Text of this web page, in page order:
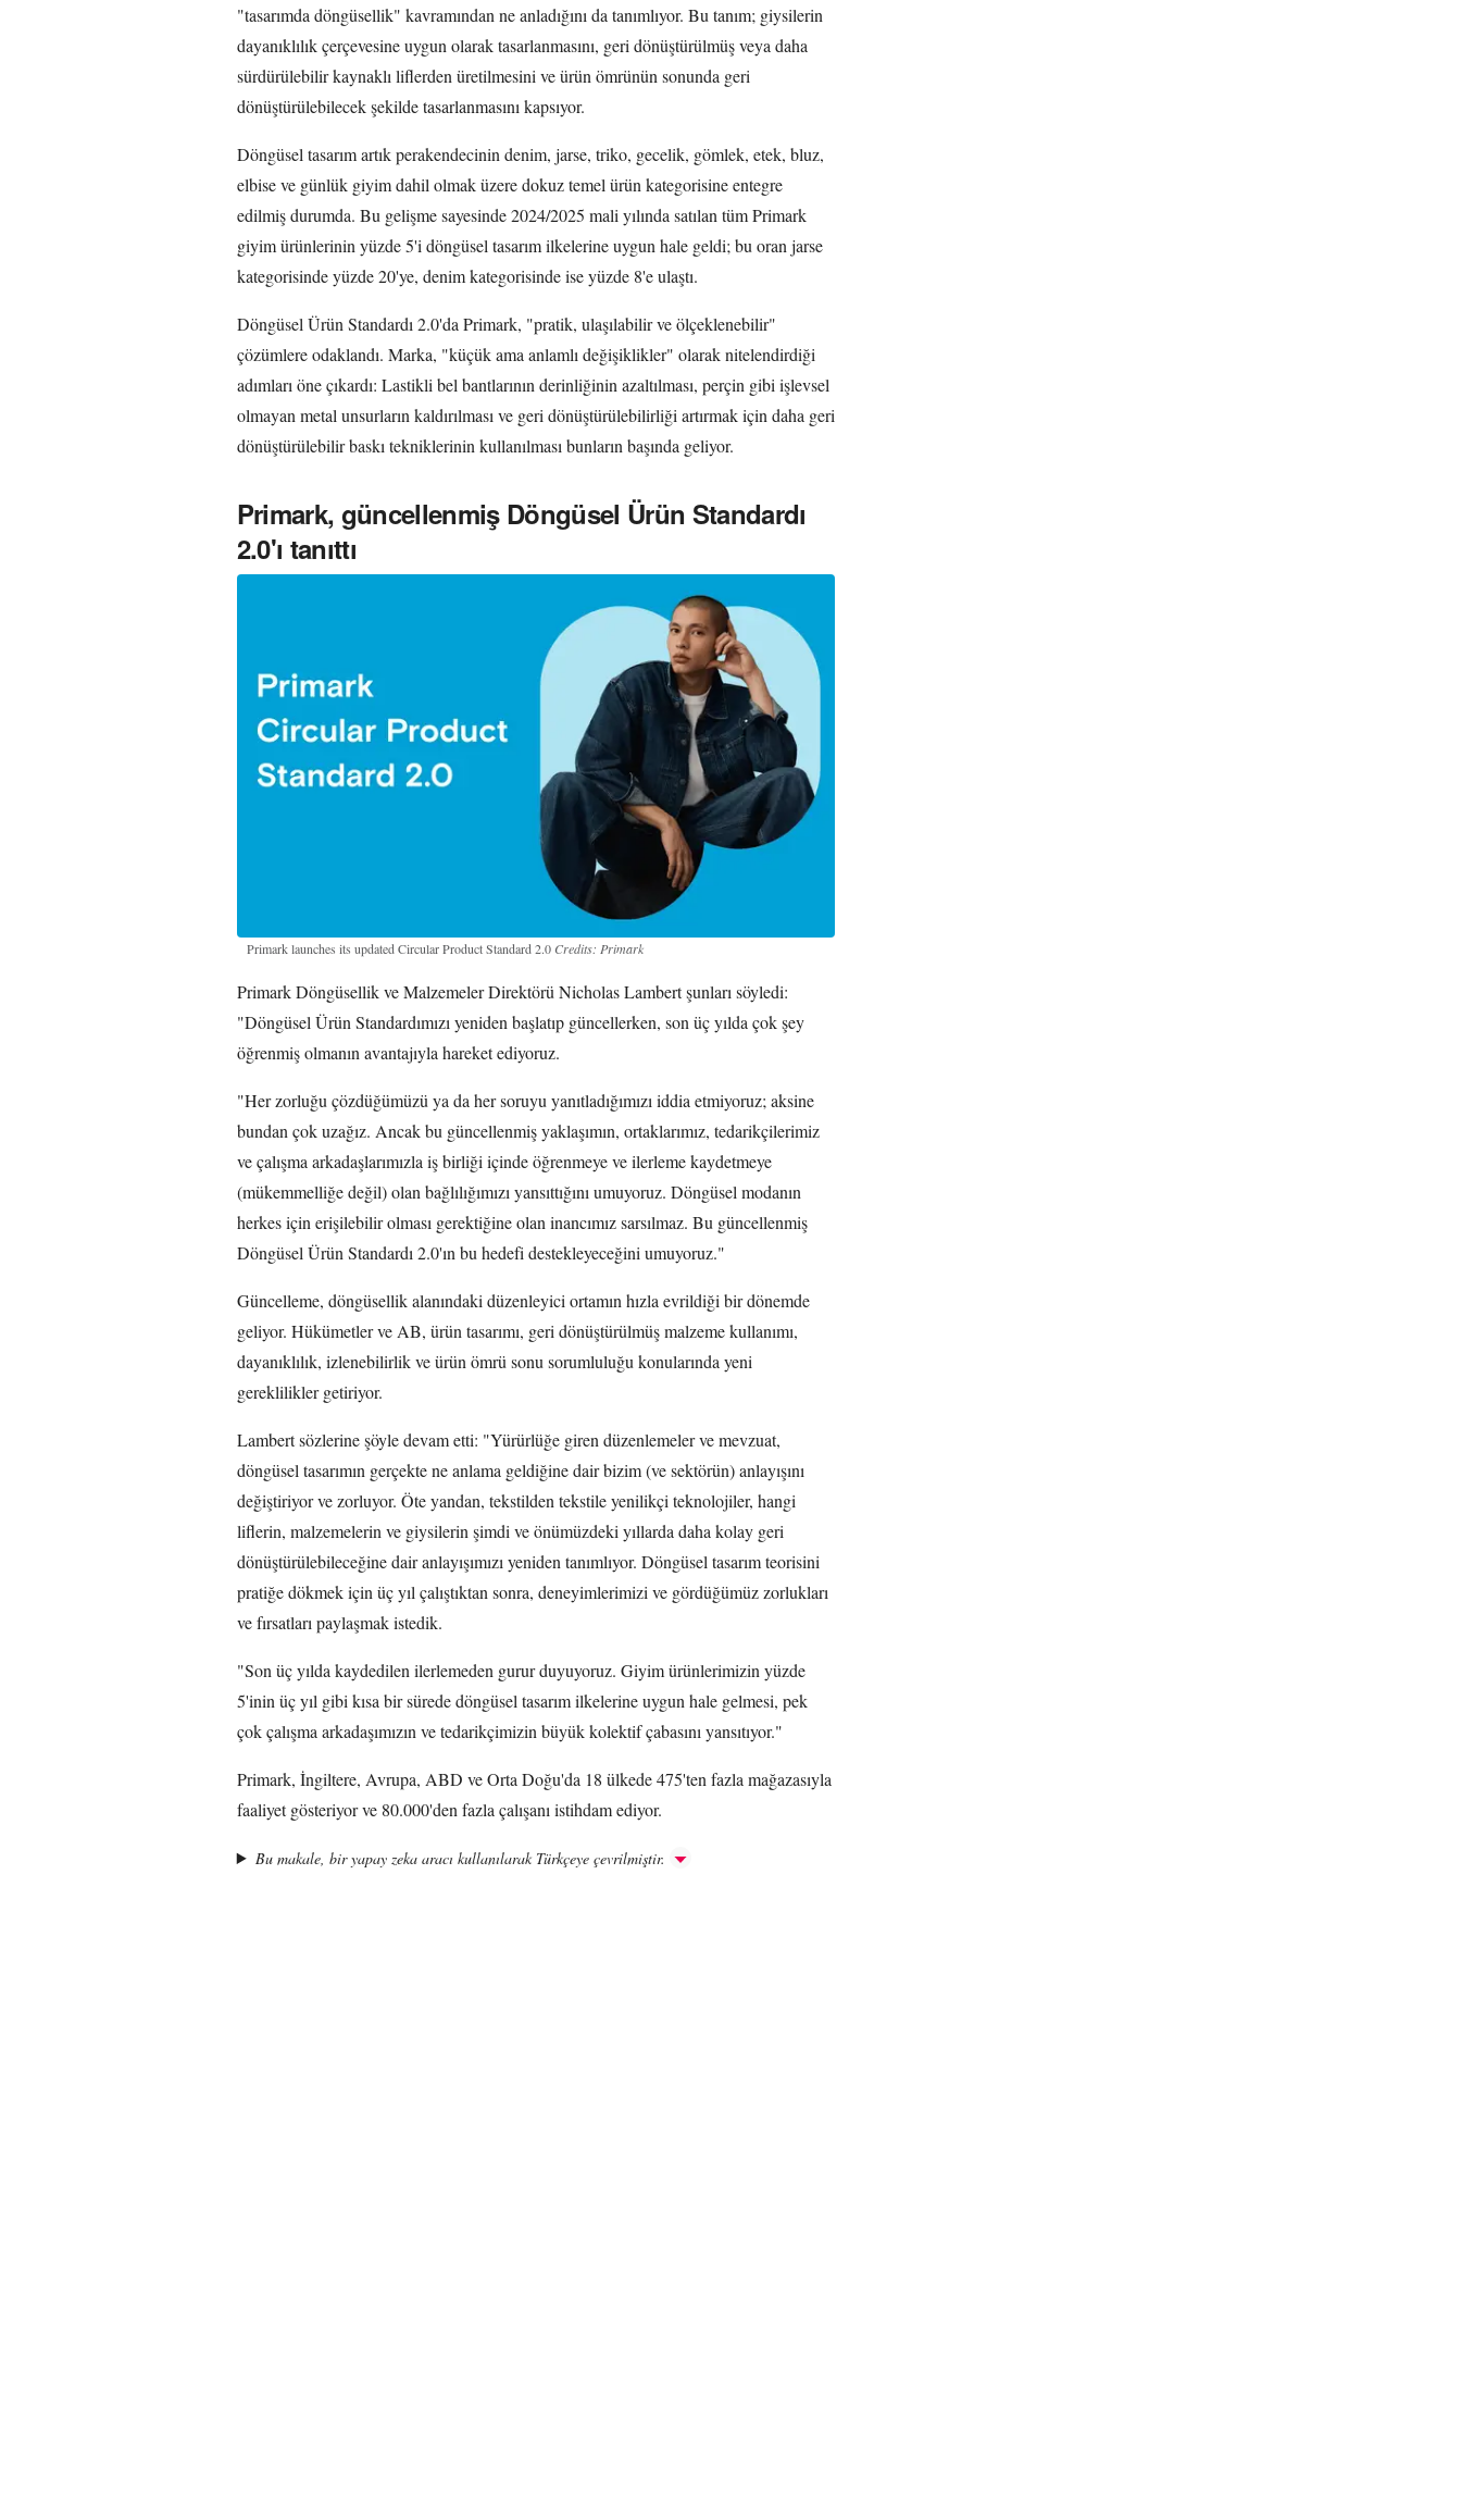
"tasarımda döngüsellik" kavramından ne anladığını da tanımlıyor. Bu tanım; giysilerin
dayanıklılık çerçevesine uygun olarak tasarlanmasını, geri dönüştürülmüş veya daha
sürdürülebilir kaynaklı liflerden üretilmesini ve ürün ömrünün sonunda geri
dönüştürülebilecek şekilde tasarlanmasını kapsıyor.
Döngüsel tasarım artık perakendecinin denim, jarse, triko, gecelik, gömlek, etek, bluz,
elbise ve günlük giyim dahil olmak üzere dokuz temel ürün kategorisine entegre
edilmiş durumda. Bu gelişme sayesinde 2024/2025 mali yılında satılan tüm Primark
giyim ürünlerinin yüzde 5'i döngüsel tasarım ilkelerine uygun hale geldi; bu oran jarse
kategorisinde yüzde 20'ye, denim kategorisinde ise yüzde 8'e ulaştı.
Döngüsel Ürün Standardı 2.0'da Primark, "pratik, ulaşılabilir ve ölçeklenebilir"
çözümlere odaklandı. Marka, "küçük ama anlamlı değişiklikler" olarak nitelendirdiği
adımları öne çıkardı: Lastikli bel bantlarının derinliğinin azaltılması, perçin gibi işlevsel
olmayan metal unsurların kaldırılması ve geri dönüştürülebilirliği artırmak için daha geri
dönüştürülebilir baskı tekniklerinin kullanılması bunların başında geliyor.
Primark, güncellenmiş Döngüsel Ürün Standardı
2.0'ı tanıttı
Primark launches its updated Circular Product Standard 2.0 Credits: Primark
Primark Döngüsellik ve Malzemeler Direktörü Nicholas Lambert şunları söyledi:
"Döngüsel Ürün Standardımızı yeniden başlatıp güncellerken, son üç yılda çok şey
öğrenmiş olmanın avantajıyla hareket ediyoruz.
"Her zorluğu çözdüğümüzü ya da her soruyu yanıtladığımızı iddia etmiyoruz; aksine
bundan çok uzağız. Ancak bu güncellenmiş yaklaşımın, ortaklarımız, tedarikçilerimiz
ve çalışma arkadaşlarımızla iş birliği içinde öğrenmeye ve ilerleme kaydetmeye
(mükemmelliğe değil) olan bağlılığımızı yansıttığını umuyoruz. Döngüsel modanın
herkes için erişilebilir olması gerektiğine olan inancımız sarsılmaz. Bu güncellenmiş
Döngüsel Ürün Standardı 2.0'ın bu hedefi destekleyeceğini umuyoruz."
Güncelleme, döngüsellik alanındaki düzenleyici ortamın hızla evrildiği bir dönemde
geliyor. Hükümetler ve AB, ürün tasarımı, geri dönüştürülmüş malzeme kullanımı,
dayanıklılık, izlenebilirlik ve ürün ömrü sonu sorumluluğu konularında yeni
gereklilikler getiriyor.
Lambert sözlerine şöyle devam etti: "Yürürlüğe giren düzenlemeler ve mevzuat,
döngüsel tasarımın gerçekte ne anlama geldiğine dair bizim (ve sektörün) anlayışını
değiştiriyor ve zorluyor. Öte yandan, tekstilden tekstile yenilikçi teknolojiler, hangi
liflerin, malzemelerin ve giysilerin şimdi ve önümüzdeki yıllarda daha kolay geri
dönüştürülebileceğine dair anlayışımızı yeniden tanımlıyor. Döngüsel tasarım teorisini
pratiğe dökmek için üç yıl çalıştıktan sonra, deneyimlerimizi ve gördüğümüz zorlukları
ve fırsatları paylaşmak istedik.
"Son üç yılda kaydedilen ilerlemeden gurur duyuyoruz. Giyim ürünlerimizin yüzde
5'inin üç yıl gibi kısa bir sürede döngüsel tasarım ilkelerine uygun hale gelmesi, pek
çok çalışma arkadaşımızın ve tedarikçimizin büyük kolektif çabasını yansıtıyor."
Primark, İngiltere, Avrupa, ABD ve Orta Doğu'da 18 ülkede 475'ten fazla mağazasıyla
faaliyet gösteriyor ve 80.000'den fazla çalışanı istihdam ediyor.
Bu makale, bir yapay zeka aracı kullanılarak Türkçeye çevrilmiştir.